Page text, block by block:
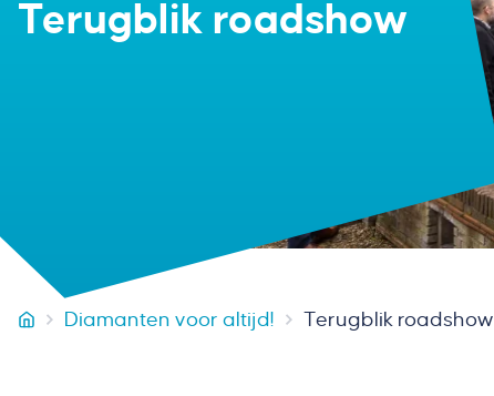
Terugblik roadshow
VB Groep
Diamanten voor altijd! Terugblik roadshow